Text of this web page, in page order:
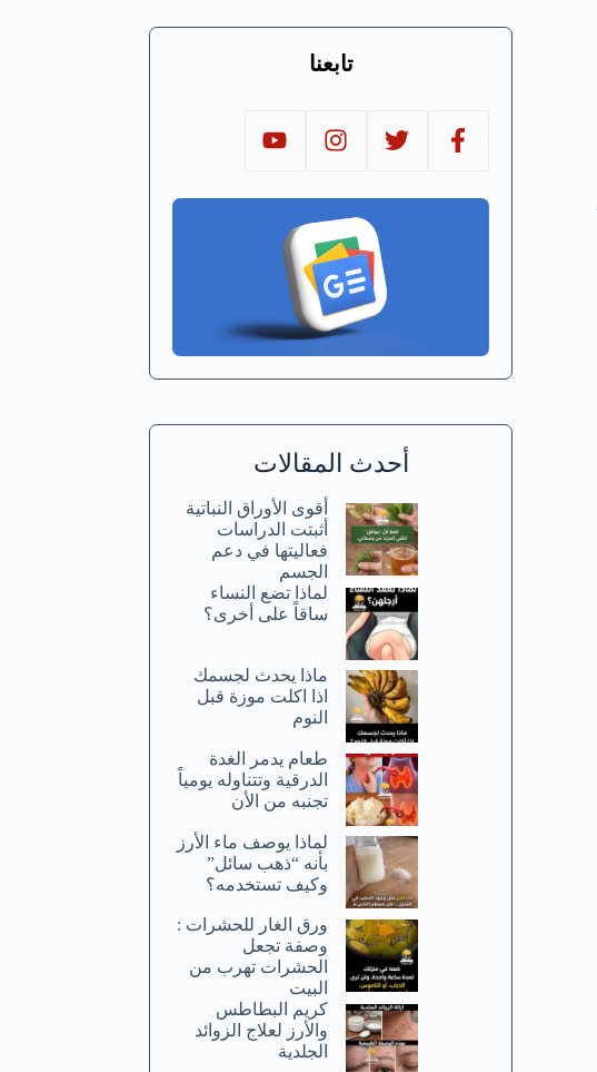
تابعنا
أحدث المقالات
أقوى الأوراق النباتية
أثبتت الدراسات
فعاليتها في دعم
الجسم
لماذا تضع النساء
ساقاً على أخرى؟
ماذا يحدث لجسمك
اذا اكلت موزة قبل
النوم
طعام يدمر الغدة
الدرقية وتتناوله يومياً
تجنبه من الأن
لماذا يوصف ماء الأرز
بأنه “ذهب سائل”
وكيف تستخدمه؟
ورق الغار للحشرات :
وصفة تجعل
الحشرات تهرب من
البيت
كريم البطاطس
والأرز لعلاج الزوائد
الجلدية